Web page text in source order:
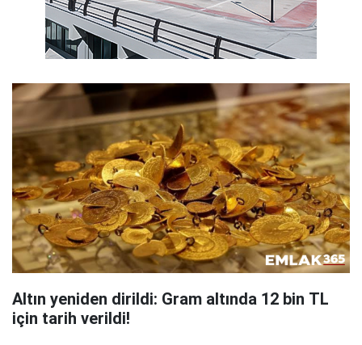
Altın yeniden dirildi: Gram altında 12 bin TL
için tarih verildi!